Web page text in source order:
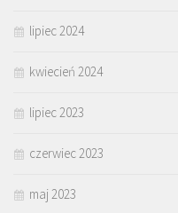
lipiec 2024
kwiecień 2024
lipiec 2023
czerwiec 2023
maj 2023